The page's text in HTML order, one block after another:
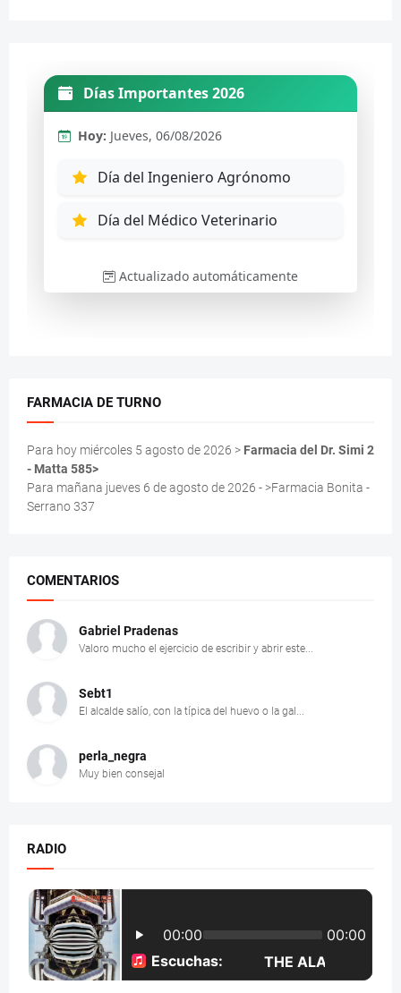
FARMACIA DE TURNO
Para hoy miércoles 5 agosto de 2026 > Farmacia del Dr. Simi 2
- Matta 585>
Para mañana jueves 6 de agosto de 2026 - >Farmacia Bonita -
Serrano 337
COMENTARIOS
Gabriel Pradenas
Valoro mucho el ejercicio de escribir y abrir este...
Sebt1
El alcalde salío, con la típica del huevo o la gal...
perla_negra
Muy bien consejal
RADIO